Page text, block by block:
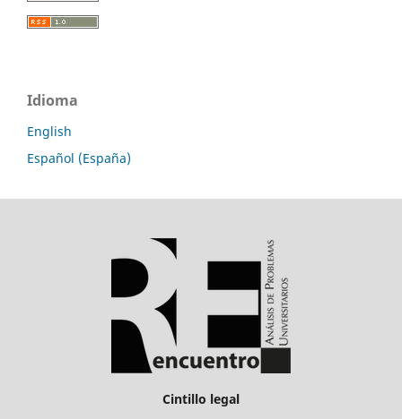
Idioma
English
Español (España)
Cintillo legal